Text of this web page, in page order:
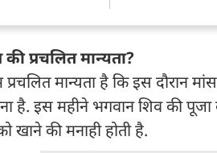
प्रचलित मान्यता?
मान्यता है कि इस दौरान
है. इस महीने भगवान शिव की पूजा
खाने की मनाही होती है.